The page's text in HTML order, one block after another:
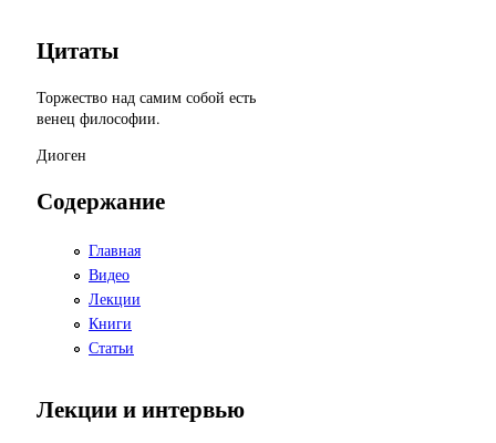
Цитаты
Торжество над самим собой есть
венец философии.
Диоген
Содержание
Главная
Видео
Лекции
Книги
Статьи
Лекции и интервью